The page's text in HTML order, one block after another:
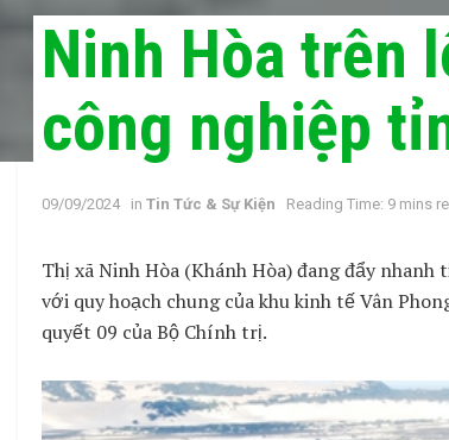
Ninh Hòa trên
công nghiệp
09/09/2024 in Tin Tức & Sự Kiện Reading Time: 9 mins
Thị xã Ninh Hòa (Khánh Hòa) đang đẩy
với quy hoạch chung của khu kinh tế Vân
quyết 09 của Bộ Chính trị.